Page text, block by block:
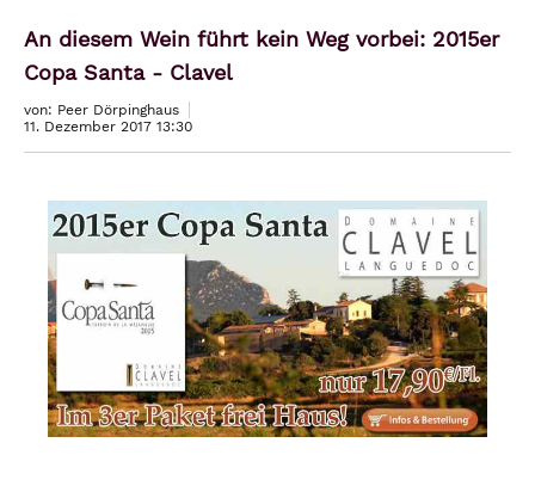
An diesem Wein führt kein Weg vorbei: 2015er
Copa Santa - Clavel
von: Peer Dörpinghaus
11. Dezember 2017 13:30